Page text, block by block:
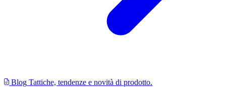
Blog Tattiche, tendenze e novità di prodotto.